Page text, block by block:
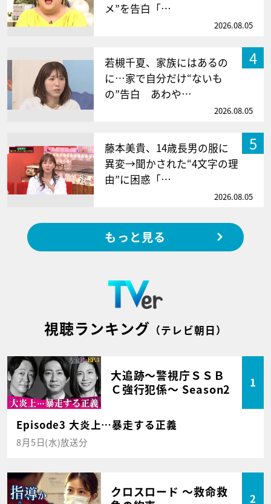
メ”を告白「…
2026.08.05
4
若槻千夏、家族にはあるの
に…家で自分だけ“ないも
の”告白 あわや…
2026.08.05
5
藤本美貴、14歳長男の服に
異変→聞かされた“4文字の理
由”に困惑「…
2026.08.05
もっと見る
視聴ランキング （テレビ朝日）
大追跡～警視庁ＳＳＢ
Ｃ強行犯係～ Season2
1
Episode3 大炎上…暴走する正義
8月5日(水)放送分
クロスロード ～救命救
2